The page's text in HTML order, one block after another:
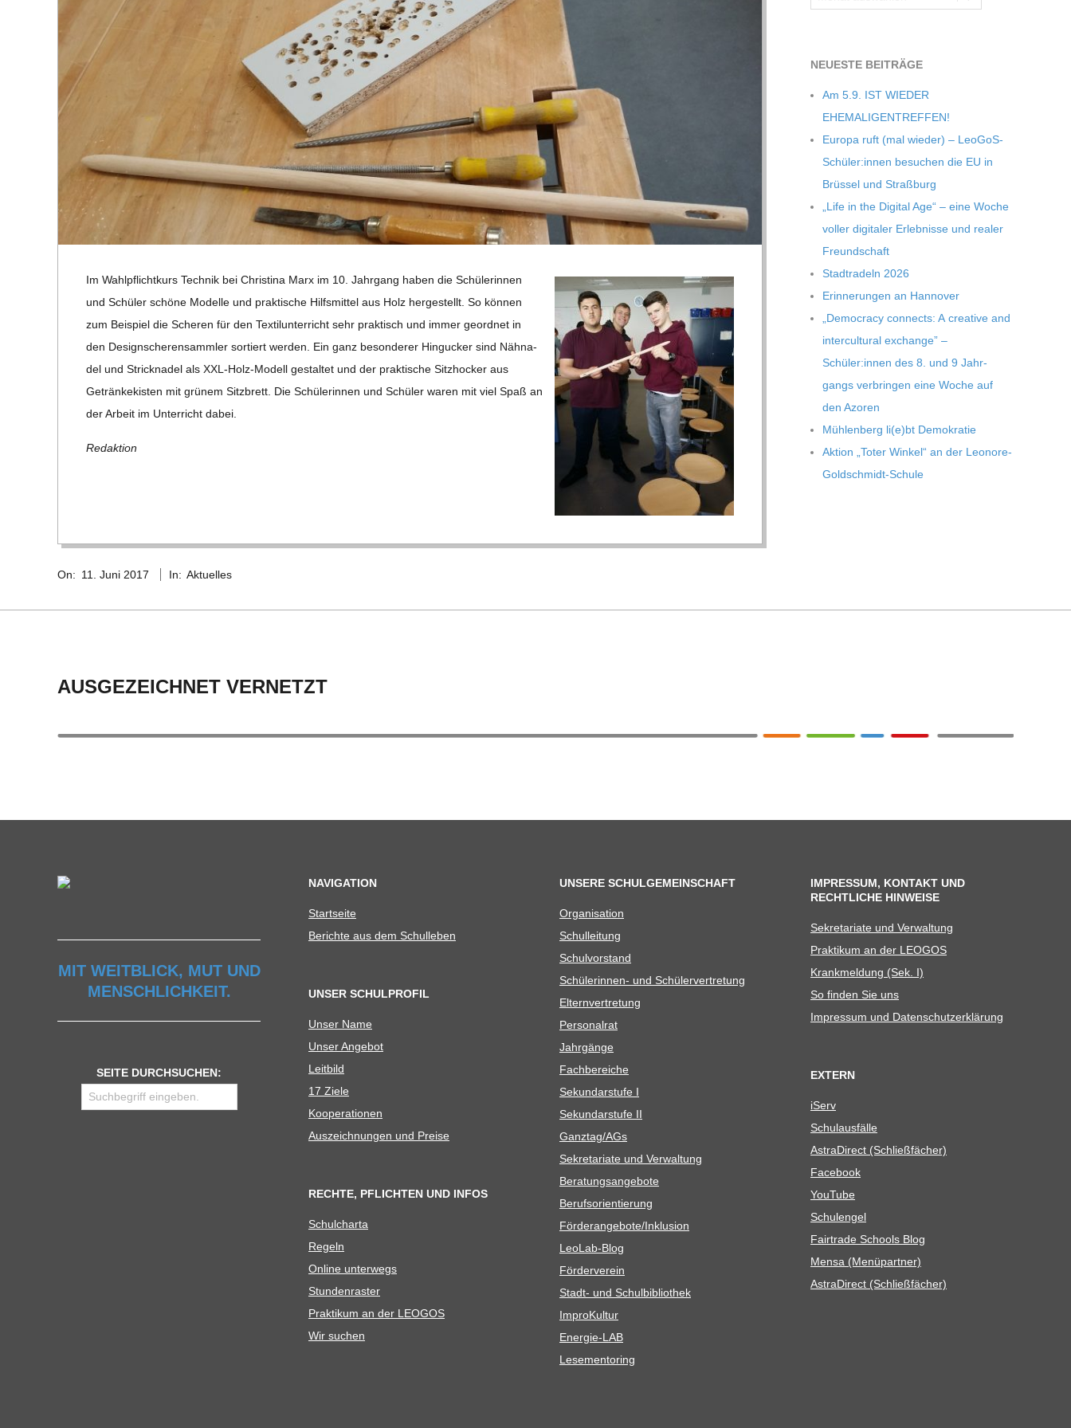
R
E
-
G
O
L
D
C
H
D
T
S
C
U
E
Im Wahl­pflicht­kurs Tech­nik bei Chris­tina Marx im 10. Jahr­gang haben die Schü­le­rin­nen
und Schü­ler schöne Modelle und prak­ti­sche Hilfs­mit­tel aus Holz her­ge­stellt. So kön­nen
zum Bei­spiel die Sche­ren für den Tex­til­un­ter­richt sehr prak­tisch und immer geord­net in
den Design­sche­ren­samm­ler sor­tiert wer­den. Ein ganz beson­de­rer Hin­gu­cker sind Näh­na­
del und Strick­na­del als XXL-Holz-Modell gestal­tet und der prak­ti­sche Sitz­ho­cker aus
Geträn­ke­kis­ten mit grü­nem Sitz­brett. Die Schü­le­rin­nen und Schü­ler waren mit viel Spaß an
der Arbeit im Unter­richt dabei.
Redak­tion
06-
On: 11. Juni 2017 In: Aktuelles
NEU­ESTE BEITRÄGE
Am 5.9. IST WIEDER
EHEMALIGENTREFFEN!
Europa ruft (mal wie­der) – LeoGoS-
Schüler:innen besu­chen die EU in
Brüs­sel und Straßburg
„Life in the Digi­tal Age“ – eine Woche
vol­ler digi­ta­ler Erleb­nisse und rea­ler
Freundschaft
Stadt­ra­deln 2026
Erin­ne­run­gen an Hannover
„Demo­cracy con­nects: A crea­tive and
inter­cul­tu­ral exch­ange” –
Schüler:innen des 8. und 9 Jahr­
gangs ver­brin­gen eine Woche auf
den Azoren
Müh­len­berg li(e)bt Demokratie
Aktion „Toter Win­kel“ an der Leonore-
Goldschmidt-Schule
AUSGEZEICHNET VERNETZT
MIT WEITBLICK, MUT UND
MENSCHLICHKEIT.
SEITE DURCHSUCHEN:
NAVIGATION
Start­seite
Berichte aus dem Schulleben
UNSER SCHULPROFIL
Unser Name
Unser Ange­bot
Leit­bild
17 Ziele
Koope­ra­tio­nen
Aus­zeich­nun­gen und Preise
RECHTE, PFLICHTEN UND INFOS
Schul­charta
Regeln
Online unter­wegs
Stun­den­ras­ter
Prak­ti­kum an der LEOGOS
Wir suchen
UNSERE SCHULGEMEINSCHAFT
Orga­ni­sa­tion
Schul­lei­tung
Schul­vor­stand
Schü­le­rin­nen- und Schülervertretung
Eltern­ver­tre­tung
Per­so­nal­rat
Jahr­gänge
Fach­be­rei­che
Sekun­dar­stufe I
Sekun­dar­stufe II
Ganztag/​​AGs
Sekre­ta­riate und Verwaltung
Bera­tungs­an­ge­bote
Berufs­ori­en­tie­rung
Förderangebote/​​Inklusion
Leo­Lab-Blog
För­der­ver­ein
Stadt- und Schulbibliothek
Impro­Kul­tur
Ener­­gie-LAB
Lese­men­to­ring
IMPRESSUM, KONTAKT UND
RECHTLICHE HINWEISE
Sekre­ta­riate und Verwaltung
Prak­ti­kum an der LEOGOS
Krank­mel­dung (Sek. I)
So fin­den Sie uns
Impres­sum und Datenschutzerklärung
EXTERN
iServ
Schul­aus­fälle
Astra­Di­rect (Schließ­fä­cher)
Face­book
You­Tube
Schul­en­gel
Fair­trade Schools Blog
Mensa (Menü­part­ner)
Astra­Di­rect (Schließ­fä­cher)